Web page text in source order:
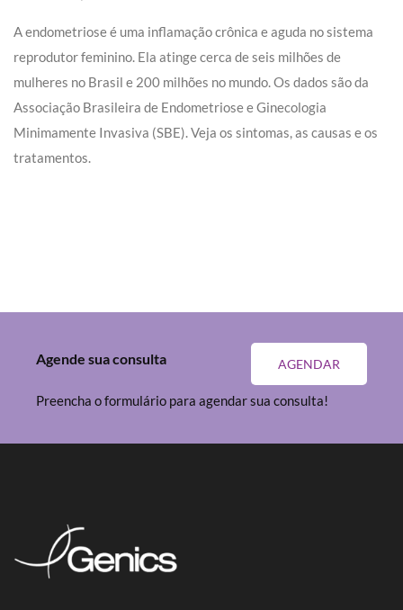
A endometriose é uma inflamação crônica e aguda no sistema
reprodutor feminino. Ela atinge cerca de seis milhões de
mulheres no Brasil e 200 milhões no mundo. Os dados são da
Associação Brasileira de Endometriose e Ginecologia
Minimamente Invasiva (SBE). Veja os sintomas, as causas e os
tratamentos.
AGENDAR
Agende sua consulta
Preencha o formulário para agendar sua consulta!